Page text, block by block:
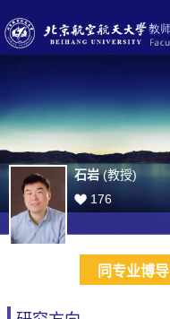
石岩(教授)
176
同专业博导